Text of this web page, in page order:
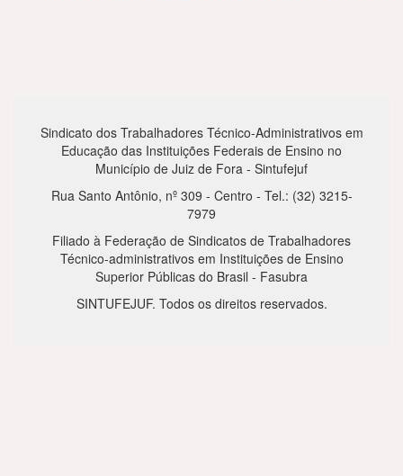
Sindicato dos Trabalhadores Técnico-Administrativos em
Educação das Instituições Federais de Ensino no
Município de Juiz de Fora - Sintufejuf
Rua Santo Antônio, nº 309 - Centro - Tel.: (32) 3215-
7979
Filiado à Federação de Sindicatos de Trabalhadores
Técnico-administrativos em Instituições de Ensino
Superior Públicas do Brasil - Fasubra
SINTUFEJUF. Todos os direitos reservados.